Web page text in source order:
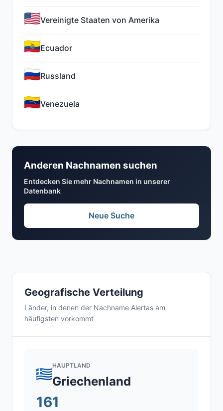
Geografische Verteilung
Länder, in denen der Nachname Alertas am
häufigsten vorkommt
HAUPTLAND
Griechenland
161
Vereinigte Staaten von Amerika
Ecuador
Russland
Venezuela
Anderen Nachnamen suchen
Entdecken Sie mehr Nachnamen in unserer
Datenbank
Neue Suche